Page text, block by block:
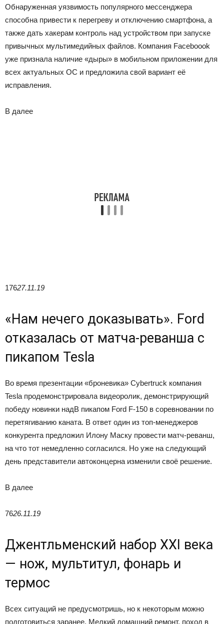
Обнаруженная уязвимость популярного мессенджера
способна привести к перегреву и отключению смартфона, а
также дать хакерам контроль над устройством при запуске
привычных мультимедийных файлов. Компания Faceboook
уже признала наличие «дыры» в мобильном приложении для
всех актуальных ОС и предложила свой вариант её
исправления.
В далее
17627.11.19
«Нам нечего доказывать». Ford
отказалась от матча-реванша с
пикапом Tesla
Во время презентации «броневика» Cybertruck компания
Tesla продемонстрировала видеоролик, демонстрирующий
победу новинки надВ пикапом Ford F-150 в соревновании по
перетягиванию каната. В ответ один из топ-менеджеров
конкурента предложил Илону Маску провести матч-реванш,
на что тот немедленно согласился. Но уже на следующий
день представители автоконцерна изменили своё решение.
В далее
7626.11.19
Джентльменский набор XXI века
— нож, мультитул, фонарь и
термос
Всех ситуаций не предусмотришь, но к некоторым можно
подготовиться заранее. Мелкий домашний ремонт, поход в